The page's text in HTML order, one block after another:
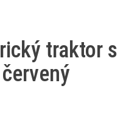
traktor s